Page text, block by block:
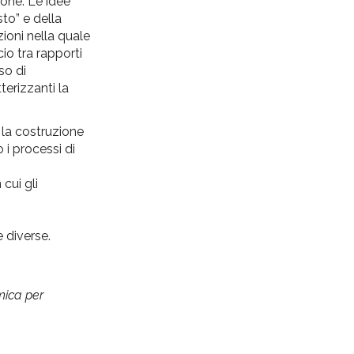
e della
nella quale
tra rapporti
di
la
costruzione
i processi di
cui gli
diverse.
per